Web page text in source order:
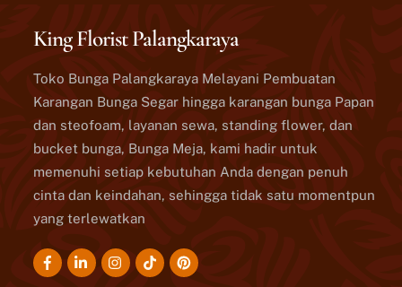
King Florist Palangkaraya
Toko Bunga Palangkaraya Melayani Pembuatan
Karangan Bunga Segar hingga karangan bunga Papan
dan steofoam, layanan sewa, standing flower, dan
bucket bunga, Bunga Meja, kami hadir untuk
memenuhi setiap kebutuhan Anda dengan penuh
cinta dan keindahan, sehingga tidak satu momentpun
yang terlewatkan
Icon Icon Icon Icon